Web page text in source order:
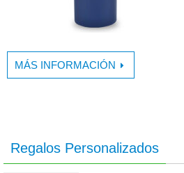
MÁS INFORMACIÓN
Regalos Personalizados